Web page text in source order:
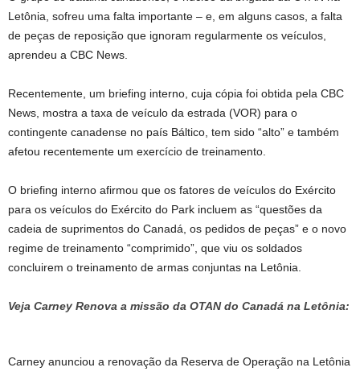
Letônia, sofreu uma falta importante – e, em alguns casos, a falta
de peças de reposição que ignoram regularmente os veículos,
aprendeu a CBC News.
Recentemente, um briefing interno, cuja cópia foi obtida pela CBC
News, mostra a taxa de veículo da estrada (VOR) para o
contingente canadense no país Báltico, tem sido “alto” e também
afetou recentemente um exercício de treinamento.
O briefing interno afirmou que os fatores de veículos do Exército
para os veículos do Exército do Park incluem as “questões da
cadeia de suprimentos do Canadá, os pedidos de peças” e o novo
regime de treinamento “comprimido”, que viu os soldados
concluirem o treinamento de armas conjuntas na Letônia.
Veja Carney Renova a missão da OTAN do Canadá na Letônia:
Carney anunciou a renovação da Reserva de Operação na Letônia